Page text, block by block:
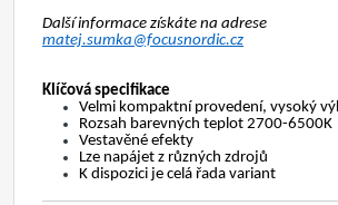
Další informace získáte na adrese
matej.sumka@focusnordic.cz
Klíčová specifikace
Velmi kompaktní provedení, vysoký
Rozsah barevných teplot 2700-6500K
Vestavěné efekty
Lze napájet z různých zdrojů
K dispozici je celá řada variant